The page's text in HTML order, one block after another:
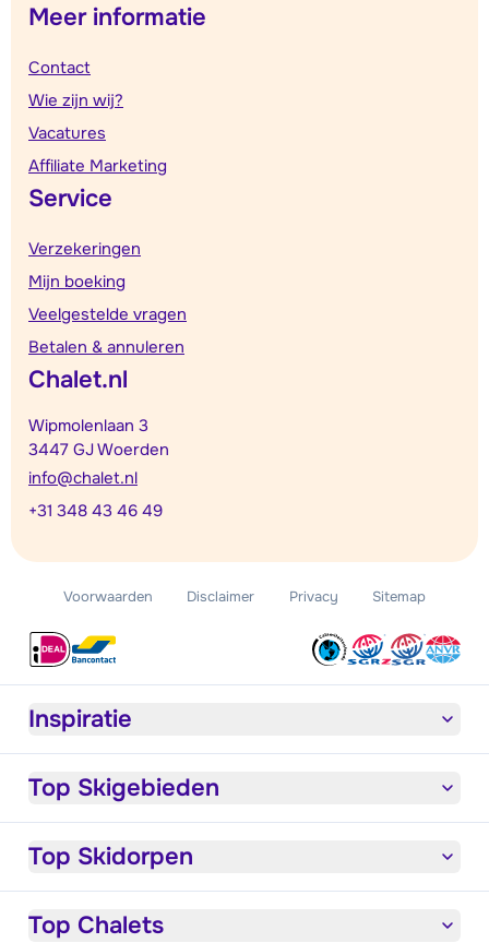
Meer informatie
Contact
Wie zijn wij?
Vacatures
Affiliate Marketing
Service
Verzekeringen
Mijn boeking
Veelgestelde vragen
Betalen & annuleren
Chalet.nl
Wipmolenlaan 3
3447 GJ Woerden
info@chalet.nl
+31 348 43 46 49
Voorwaarden Disclaimer Privacy Sitemap
Inspiratie
Top Skigebieden
Top Skidorpen
Top Chalets